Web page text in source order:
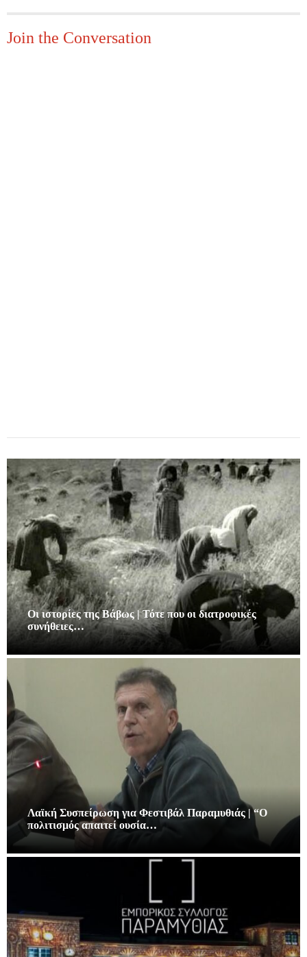
Join the Conversation
Οι ιστορίες της Βάβως | Τότε που οι διατροφικές
συνήθειες…
Λαϊκή Συσπείρωση για Φεστιβάλ Παραμυθιάς | “Ο
πολιτισμός απαιτεί ουσία…